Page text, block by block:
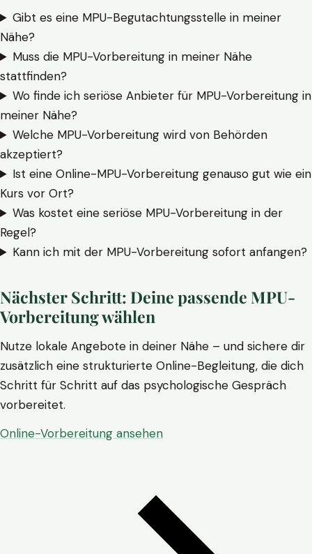
Gibt es eine MPU-Begutachtungsstelle in meiner
Nähe?
Muss die MPU-Vorbereitung in meiner Nähe
stattfinden?
Wo finde ich seriöse Anbieter für MPU-Vorbereitung in
meiner Nähe?
Welche MPU-Vorbereitung wird von Behörden
akzeptiert?
Ist eine Online-MPU-Vorbereitung genauso gut wie ein
Kurs vor Ort?
Was kostet eine seriöse MPU-Vorbereitung in der
Regel?
Kann ich mit der MPU-Vorbereitung sofort anfangen?
Nächster Schritt: Deine passende MPU-
Vorbereitung wählen
Nutze lokale Angebote in deiner Nähe – und sichere dir
zusätzlich eine strukturierte Online-Begleitung, die dich
Schritt für Schritt auf das psychologische Gespräch
vorbereitet.
Online-Vorbereitung ansehen